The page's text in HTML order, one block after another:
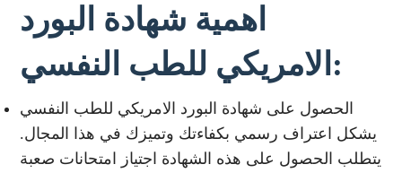
اهمية شهادة البورد
الامريكي للطب النفسي:
الحصول على شهادة البورد الامريكي للطب النفسي
يشكل اعتراف رسمي بكفاءتك وتميزك في هذا المجال.
يتطلب الحصول على هذه الشهادة اجتياز امتحانات صعبة